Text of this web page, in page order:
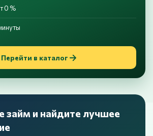
0 %
Перейти в каталог
займ и найдите лучшее